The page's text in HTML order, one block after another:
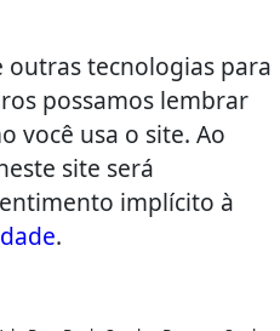
outras tecnologias para
possamos lembrar
você usa o site. Ao
site será
implícito à
.